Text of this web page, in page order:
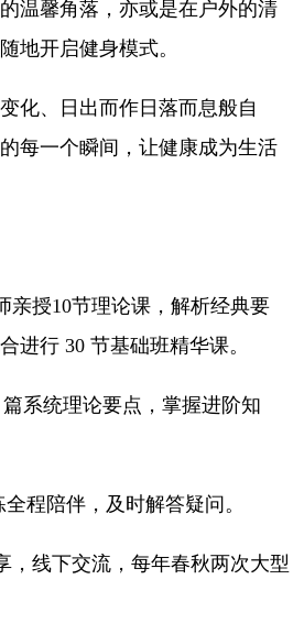
温馨角落，亦或是在户外的清
地开启健身模式。
化、日出而作日落而息般自
每一个瞬间，让健康成为生活
亲授10节理论课，解析经典要
进行 30 节基础班精华课。
系统理论要点，掌握进阶知
程陪伴，及时解答疑问。
，线下交流，每年春秋两次大型